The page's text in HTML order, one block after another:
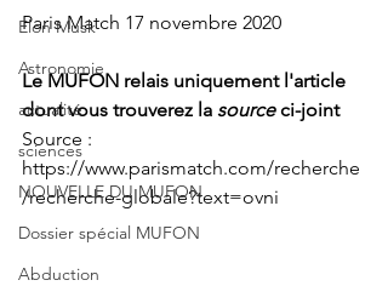
Elon Musk
Astronomie
actualité
sciences
NOUVELLE DU MUFON
Dossier spécial MUFON
Abduction
Paris Match 17 novembre 2020
Le MUFON relais uniquement l'article
dont vous trouverez la source ci-joint
Source :
https://www.parismatch.com/recherche
/recherche-globale?text=ovni